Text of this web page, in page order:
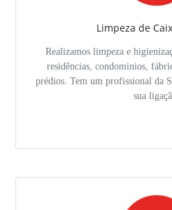
Limpeza de
Realizamos limpeza e
residências, condominios,
prédios. Tem um profissional da
sua